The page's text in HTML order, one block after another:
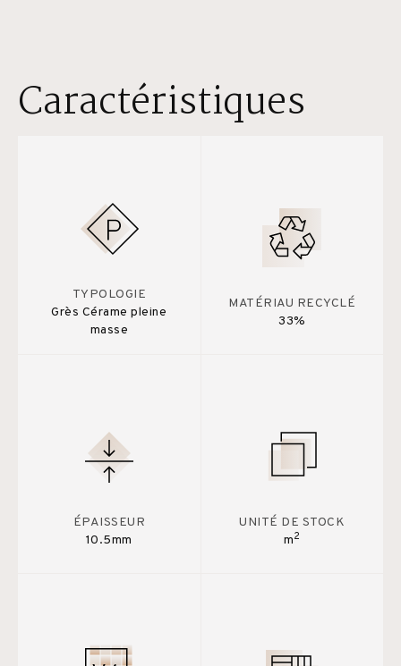
Caractéristiques
TYPOLOGIE
Grès Cérame pleine
masse
MATÉRIAU RECYCLÉ
33%
ÉPAISSEUR
10.5mm
UNITÉ DE STOCK
m2